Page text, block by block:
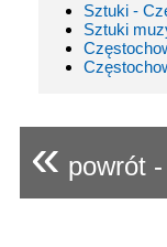
Sztuki -
Sztuki
« powrót